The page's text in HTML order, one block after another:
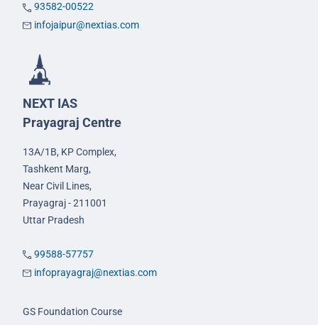
93582-00522
infojaipur@nextias.com
NEXT IAS
Prayagraj Centre
13A/1B, KP Complex,
Tashkent Marg,
Near Civil Lines,
Prayagraj - 211001
Uttar Pradesh
99588-57757
infoprayagraj@nextias.com
GS Foundation Course